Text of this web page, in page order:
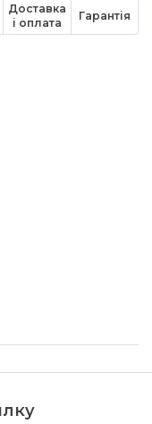
Доставка
і оплата
Гарантія